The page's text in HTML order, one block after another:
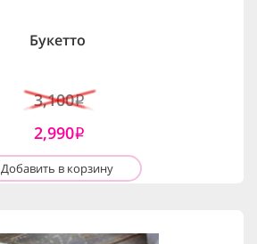
Букетто
3,100i
2,990i
Добавить в корзину